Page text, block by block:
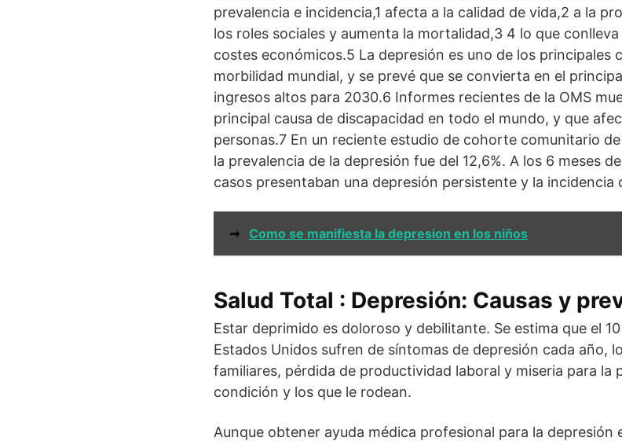
prevalencia e incidencia,1 afecta a la calidad de vida,2 a la
los roles sociales y aumenta la mortalidad,3 4 lo que
costes económicos.5 La depresión es uno de los principales
morbilidad mundial, y se prevé que se convierta en el
ingresos altos para 2030.6 Informes recientes de la OMS
principal causa de discapacidad en todo el mundo, y que
personas.7 En un reciente estudio de cohorte comunitario
la prevalencia de la depresión fue del 12,6%. A los 6 meses
casos presentaban una depresión persistente y la incidencia
➞ Como se manifiesta la depresion en los niños
Salud Total : Depresión: Causas y
Estar deprimido es doloroso y debilitante. Se estima que el
Estados Unidos sufren de síntomas de depresión cada año,
familiares, pérdida de productividad laboral y miseria para la
condición y los que le rodean.
Aunque obtener ayuda médica profesional para la depresión